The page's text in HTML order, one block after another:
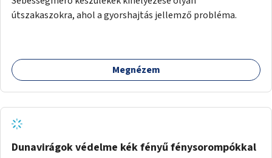
útszakaszokra, ahol a gyorshajtás jellemző probléma.
Megnézem
Dunavirágok védelme kék fényű fénysorompókkal